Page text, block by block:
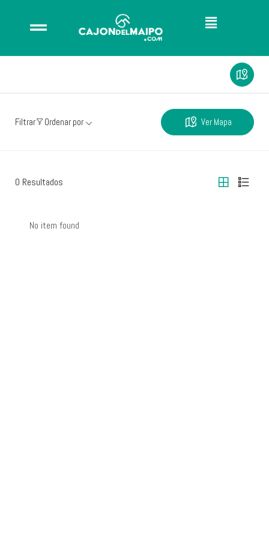
Filtrar Ordenar por Ver Mapa
0 Resultados
No item found